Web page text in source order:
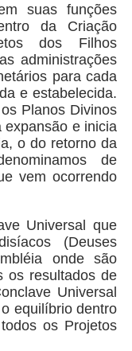
suas funções
da Criação
dos Filhos
administrações
para cada
e estabelecida.
Planos Divinos
e inicia
o do retorno da
de
vem ocorrendo
Universal que
(Deuses
onde são
os resultados de
Universal
equilíbrio dentro
os Projetos